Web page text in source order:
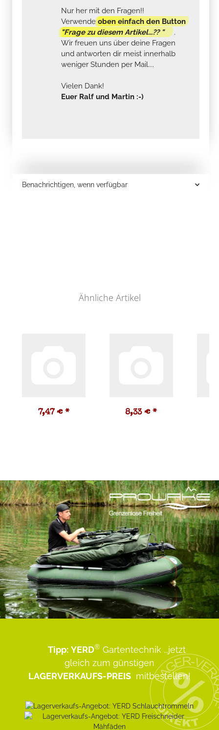
Nur her mit den Fragen!!
Verwendeoben einfach den Button
"Frage zu diesem Artikel...?? "
.
Wir freuen uns über deine Fragen
und antworten dir meist innerhalb
weniger Stunden per Mail....
Vielen Dank!
Euer Ralf und Martin :-)
Benachrichtigen, wenn verfügbar
Ähnliche Artikel
7,47 € * 8,33 € *
Tipp: YERD® Gartentechnik ...jetzt
gleich zum günstigen
LAGERVERKAUFS-PREIS mitbestellen!